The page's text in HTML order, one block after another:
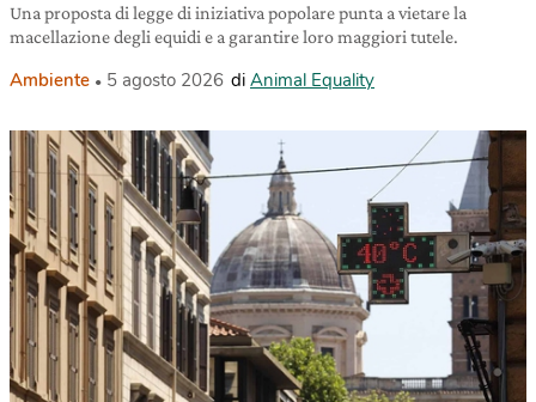
Una proposta di legge di iniziativa popolare punta a vietare la
macellazione degli equidi e a garantire loro maggiori tutele.
Ambiente 5 agosto 2026 di Animal Equality